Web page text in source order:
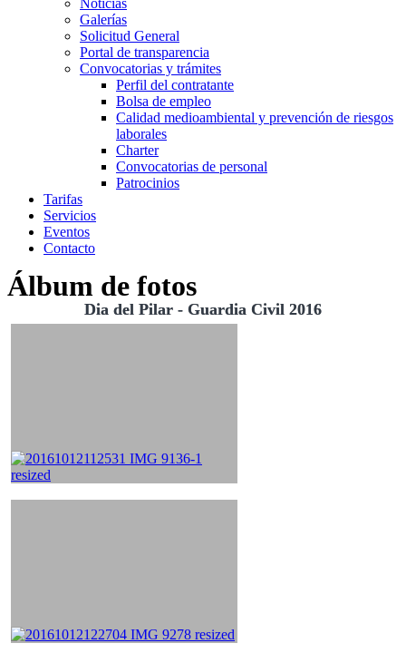
Noticias
Galerías
Solicitud General
Portal de transparencia
Convocatorias y trámites
Perfil del contratante
Bolsa de empleo
Calidad medioambiental y prevención de riesgos
laborales
Charter
Convocatorias de personal
Patrocinios
Tarifas
Servicios
Eventos
Contacto
Álbum de fotos
Dia del Pilar - Guardia Civil 2016